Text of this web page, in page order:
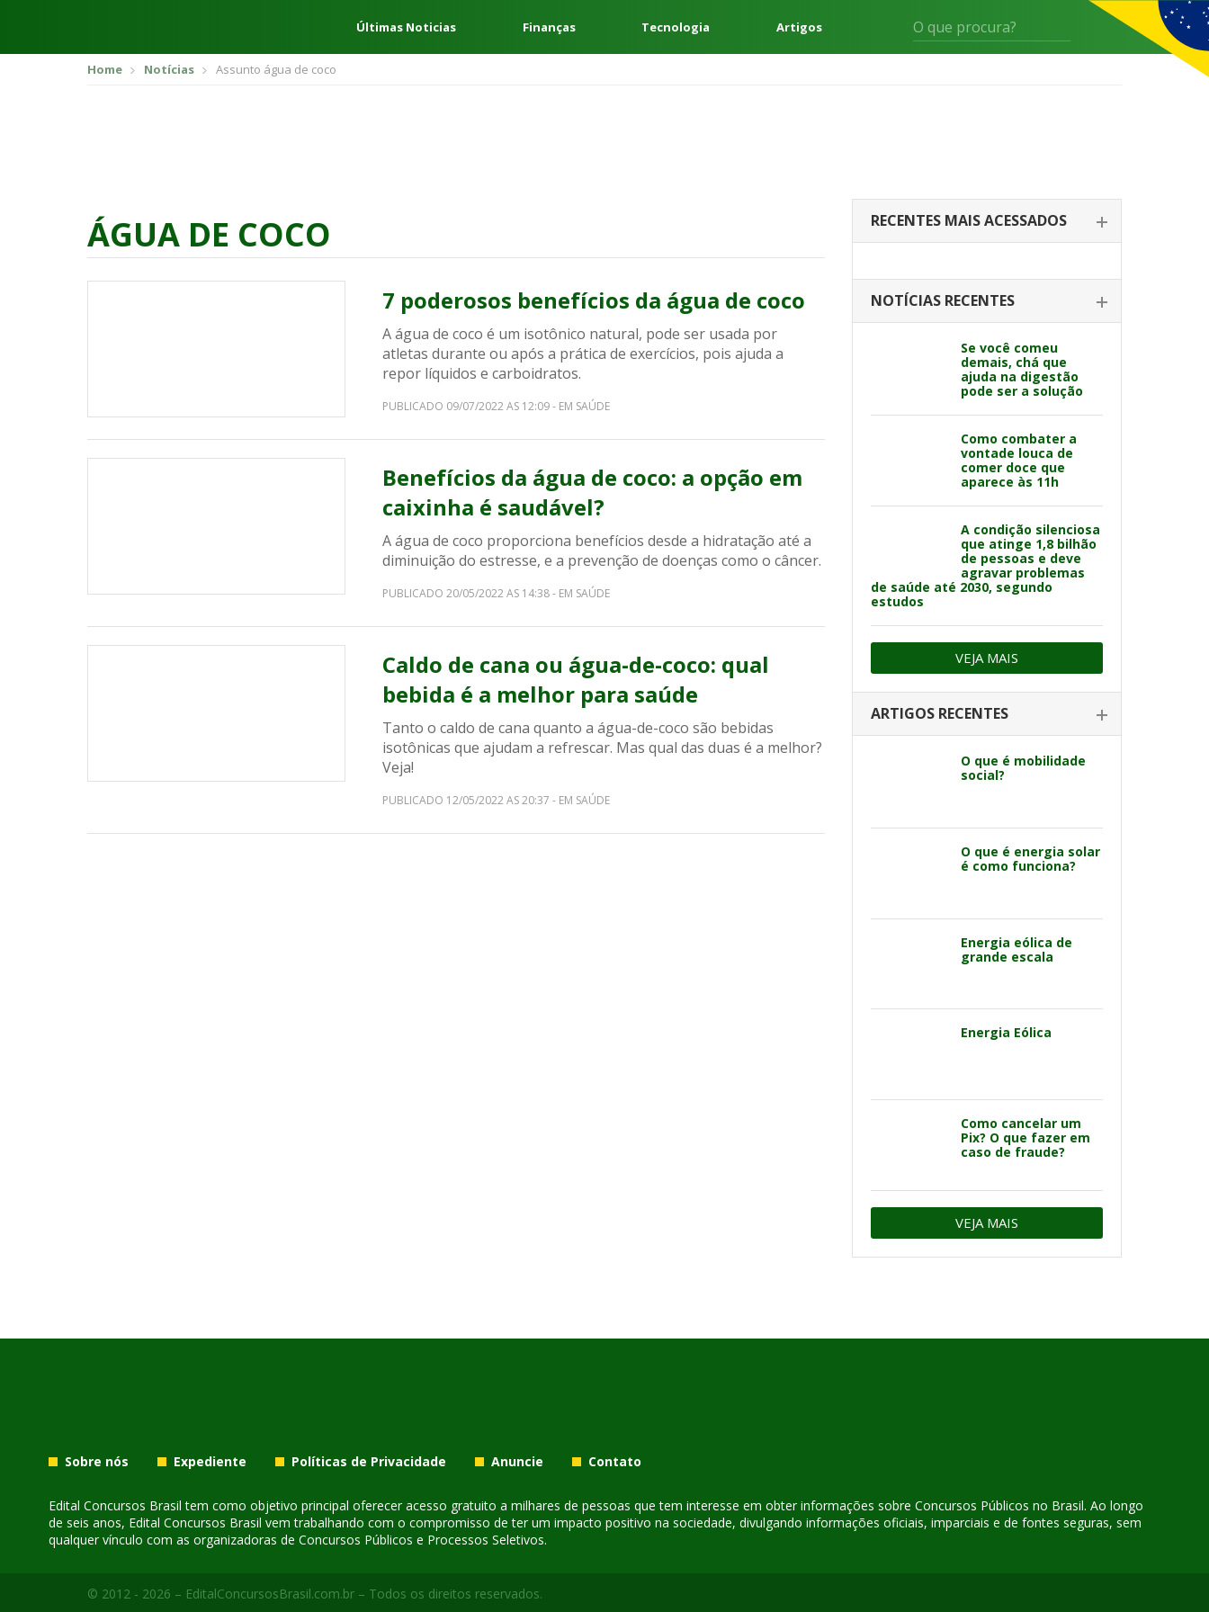
Últimas Noticias Finanças Tecnologia Artigos
Home Notícias Assunto água de coco
ÁGUA DE COCO
7 poderosos benefícios da água de coco
A água de coco é um isotônico natural, pode ser usada por
atletas durante ou após a prática de exercícios, pois ajuda a
repor líquidos e carboidratos.
PUBLICADO 09/07/2022 AS 12:09 - EM SAÚDE
Benefícios da água de coco: a opção em
caixinha é saudável?
A água de coco proporciona benefícios desde a hidratação até a
diminuição do estresse, e a prevenção de doenças como o câncer.
PUBLICADO 20/05/2022 AS 14:38 - EM SAÚDE
Caldo de cana ou água-de-coco: qual
bebida é a melhor para saúde
Tanto o caldo de cana quanto a água-de-coco são bebidas
isotônicas que ajudam a refrescar. Mas qual das duas é a melhor?
Veja!
PUBLICADO 12/05/2022 AS 20:37 - EM SAÚDE
RECENTES MAIS ACESSADOS
NOTÍCIAS RECENTES
Se você comeu
demais, chá que
ajuda na digestão
pode ser a solução
Como combater a
vontade louca de
comer doce que
aparece às 11h
A condição silenciosa
que atinge 1,8 bilhão
de pessoas e deve
agravar problemas
de saúde até 2030, segundo
estudos
VEJA MAIS
ARTIGOS RECENTES
O que é mobilidade
social?
O que é energia solar
é como funciona?
Energia eólica de
grande escala
Energia Eólica
Como cancelar um
Pix? O que fazer em
caso de fraude?
VEJA MAIS
Sobre nós Expediente Políticas de Privacidade Anuncie Contato
Edital Concursos Brasil tem como objetivo principal oferecer acesso gratuito a milhares de pessoas que tem interesse em obter informações sobre Concursos Públicos no Brasil. Ao longo
de seis anos, Edital Concursos Brasil vem trabalhando com o compromisso de ter um impacto positivo na sociedade, divulgando informações oficiais, imparciais e de fontes seguras, sem
qualquer vínculo com as organizadoras de Concursos Públicos e Processos Seletivos.
© 2012 - 2026 – EditalConcursosBrasil.com.br – Todos os direitos reservados.